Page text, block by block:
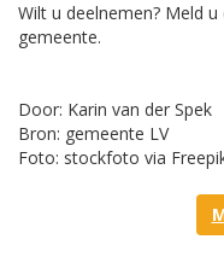
Wilt u deelnemen? Meld u
gemeente.
Door: Karin van der Spek
Bron: gemeente LV
Foto: stockfoto via